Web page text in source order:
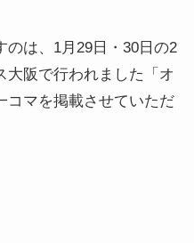
は、1月29日・30日の2
大阪で行われました「オ
コマを掲載させていただ